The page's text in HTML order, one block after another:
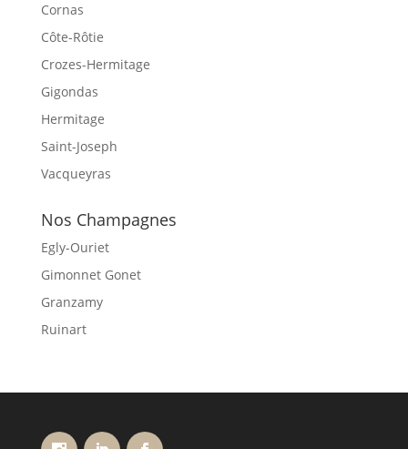
Cornas
Côte-Rôtie
Crozes-Hermitage
Gigondas
Hermitage
Saint-Joseph
Vacqueyras
Nos Champagnes
Egly-Ouriet
Gimonnet Gonet
Granzamy
Ruinart